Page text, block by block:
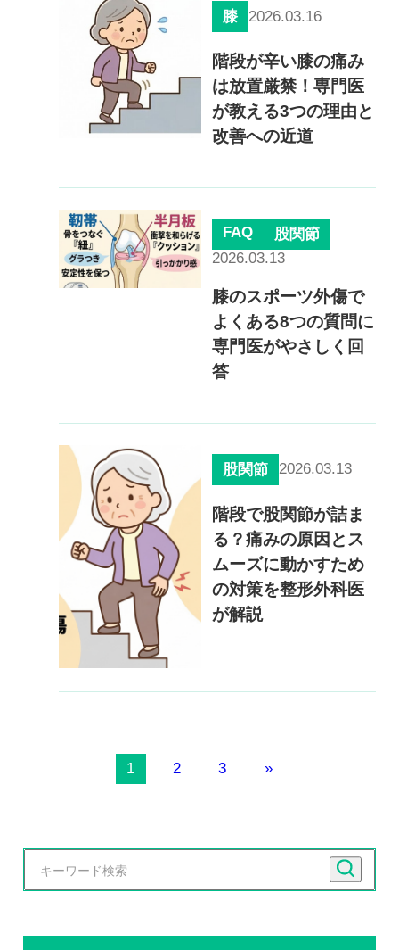
膝 2026.03.16
階段が辛い膝の痛み
は放置厳禁！専門医
が教える3つの理由と
改善への近道
FAQ
股関節
2026.03.13
膝のスポーツ外傷で
よくある8つの質問に
専門医がやさしく回
答
股関節 2026.03.13
階段で股関節が詰ま
る？痛みの原因とス
ムーズに動かすため
の対策を整形外科医
が解説
1 2 3 »